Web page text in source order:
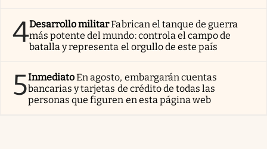
4Desarrollo militarFabrican el tanque de guerra
más potente del mundo: controla el campo de
batalla y representa el orgullo de este país
5InmediatoEn agosto, embargarán cuentas
bancarias y tarjetas de crédito de todas las
personas que figuren en esta página web